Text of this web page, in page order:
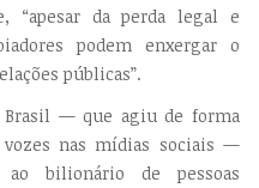
“apesar da perda legal e
podem enxergar o
públicas”.
Brasil — que agiu de forma
vozes nas mídias sociais —
ao bilionário de pessoas